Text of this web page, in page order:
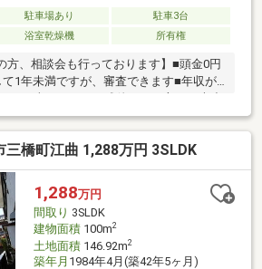
駐車場あり
駐車3台
浴室乾燥機 所有権
方、相談会も行っております】■頭金0円
1年未満ですが、審査できます■年収が
す■シングルマザーでも家は買えます■
れても1度相談してください初めてのマイ
教え致します・不動産購入時にかかる税
手続き・諸経費のご説明※住宅ローンア
様のマイホーム実現を幅広くサポート致
ている方・すでに持家をお持ちの方、ど
！
三橋町江曲 1,288万円 3SLDK
1,288万円
間取り 3SLDK
建物面積100m2
土地面積146.92m2
築年月 1984年4月(築42年5ヶ月)